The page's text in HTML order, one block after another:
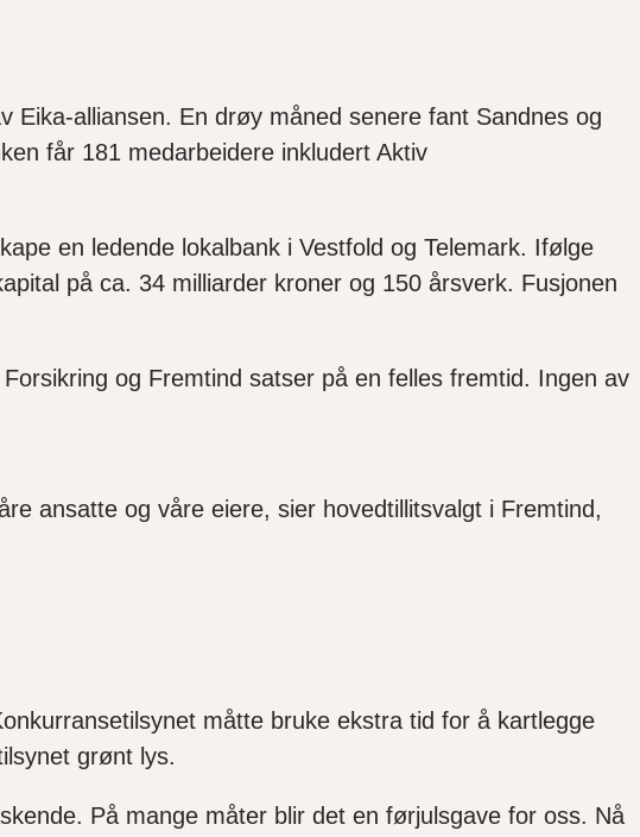
Eika-alliansen. En drøy måned senere fant Sandnes og
får 181 medarbeidere inkludert Aktiv
en ledende lokalbank i Vestfold og Telemark. Ifølge
på ca. 34 milliarder kroner og 150 årsverk. Fusjonen
og Fremtind satser på en felles fremtid. Ingen av
ansatte og våre eiere, sier hovedtillitsvalgt i Fremtind,
måtte bruke ekstra tid for å kartlegge
grønt lys.
På mange måter blir det en førjulsgave for oss. Nå